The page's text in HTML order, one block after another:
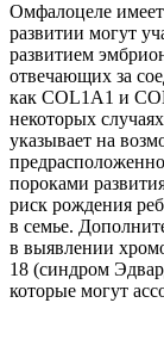
Омфалоцеле
развитии могут
развитием
отвечающих за
как COL1A1 и
некоторых
указывает на
пороками
риск рождения
в семье.
в выявлении
18 (синдром
которые могут